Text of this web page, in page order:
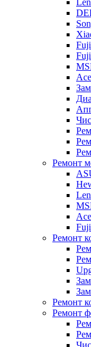
Ремонт
Ремонт
Ремонт
Ремонт